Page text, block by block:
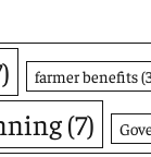
farmer benefits
(7)